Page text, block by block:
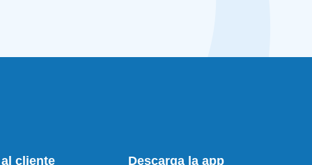
cliente Descarga la app